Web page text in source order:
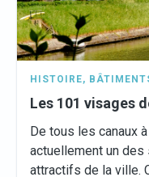
HISTOIRE,
Les 101 visages
De tous les canaux
actuellement un
attractifs de la ville.